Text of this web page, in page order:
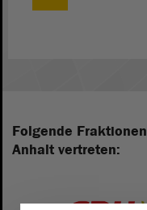
Folgende
Anhalt vertreten: